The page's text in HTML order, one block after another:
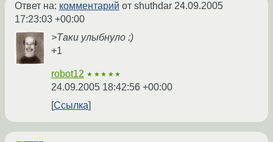
Ответ на: комментарий от shuthdar 24.09.2005
17:23:03 +00:00
>Таки улыбнуло :)
+1
robot12 ★★★★★
24.09.2005 18:42:56 +00:00
Ссылка